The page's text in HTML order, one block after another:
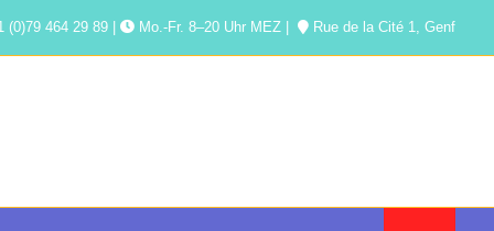
(0)79 464 29 89 | Mo.-Fr. 8–20 Uhr MEZ | Rue de la Cité 1, Genf